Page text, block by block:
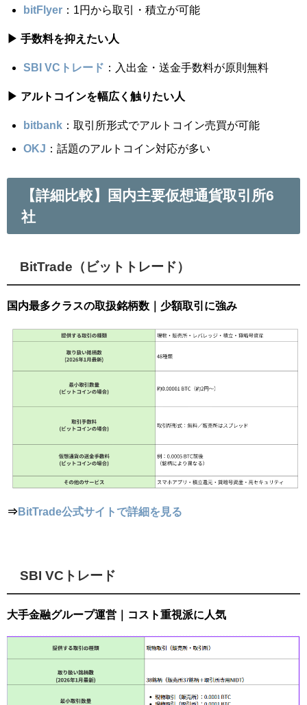
bitFlyer ：1円から取引・積立が可能
▶ 手数料を抑えたい人
SBI VCトレード ：入出金・送金手数料が原則無料
▶ アルトコインを幅広く触りたい人
bitbank ：取引所形式でアルトコイン売買が可能
OKJ ：話題のアルトコイン対応が多い
【詳細比較】国内主要仮想通貨取引所6
社
BitTrade（ビットトレード）
国内最多クラスの取扱銘柄数｜少額取引に強み
⇒BitTrade公式サイトで詳細を見る
SBI VCトレード
大手金融グループ運営｜コスト重視派に人気